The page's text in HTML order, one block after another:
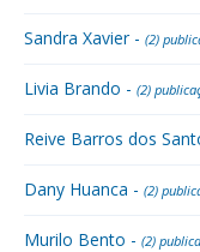
Sandra Xavier - (2)
Livia Brando - (2)
Reive Barros dos
Dany Huanca - (2)
Murilo Bento - (2)